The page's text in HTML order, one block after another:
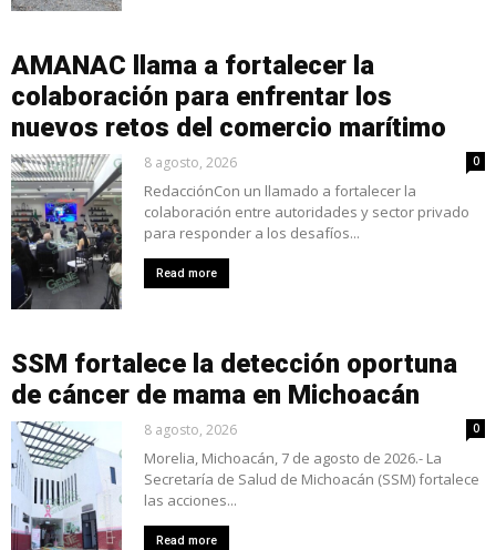
AMANAC llama a fortalecer la
colaboración para enfrentar los
nuevos retos del comercio marítimo
8 agosto, 2026 0
RedacciónCon un llamado a fortalecer la
colaboración entre autoridades y sector privado
para responder a los desafíos...
Read more
SSM fortalece la detección oportuna
de cáncer de mama en Michoacán
8 agosto, 2026 0
Morelia, Michoacán, 7 de agosto de 2026.- La
Secretaría de Salud de Michoacán (SSM) fortalece
las acciones...
Read more